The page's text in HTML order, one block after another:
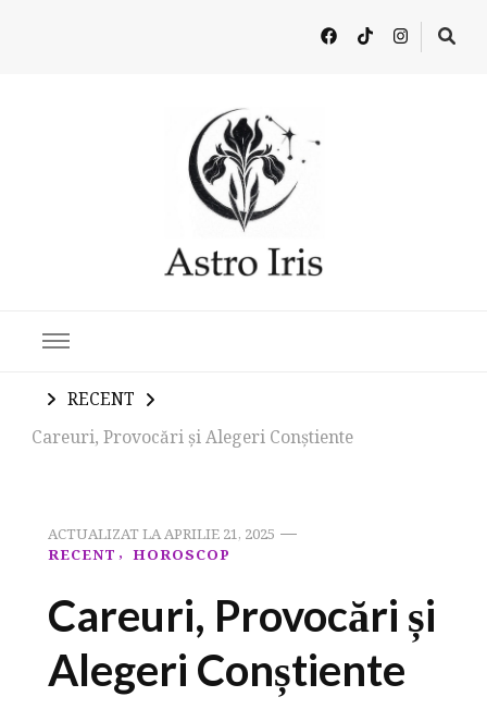
RECENT
Careuri, Provocări și Alegeri Conștiente
ACTUALIZAT LAAPRILIE 21, 2025
RECENT
HOROSCOP
Careuri, Provocări și
Alegeri Conștiente